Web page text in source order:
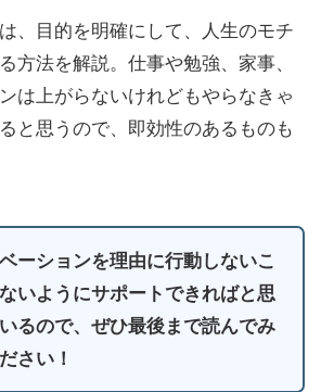
、目的を明確にして、人生のモチ
方法を解説。仕事や勉強、家事、
は上がらないけれどもやらなきゃ
と思うので、即効性のあるものも
ーションを理由に行動しないこ
いようにサポートできればと思
るので、ぜひ最後まで読んでみ
さい！